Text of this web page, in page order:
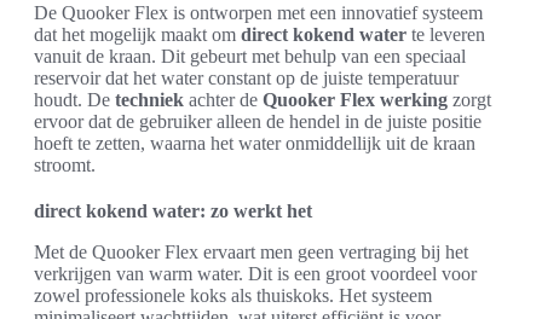
De Quooker Flex is ontworpen met een innovatief systeem
dat het mogelijk maakt om direct kokend water te leveren
vanuit de kraan. Dit gebeurt met behulp van een speciaal
reservoir dat het water constant op de juiste temperatuur
houdt. De techniek achter de Quooker Flex werking zorgt
ervoor dat de gebruiker alleen de hendel in de juiste positie
hoeft te zetten, waarna het water onmiddellijk uit de kraan
stroomt.
direct kokend water: zo werkt het
Met de Quooker Flex ervaart men geen vertraging bij het
verkrijgen van warm water. Dit is een groot voordeel voor
zowel professionele koks als thuiskoks. Het systeem